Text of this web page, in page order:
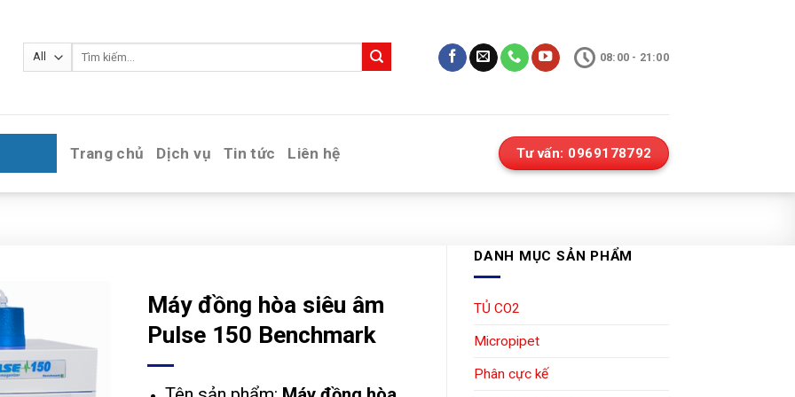
Tìm
08:00 - 21:00
Trang chủ Dịch vụ Tin tức Liên hệ Tư vấn: 0969178792
DANH MỤC SẢN PHẨM
TỦ CO2
Micropipet
Phân cực kế
Máy đồng hòa siêu âm
Pulse 150 Benchmark